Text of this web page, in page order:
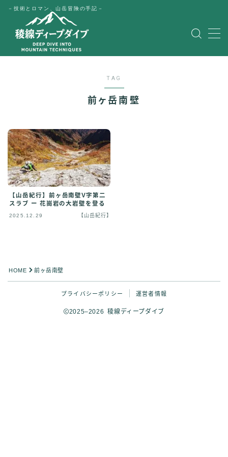
－技術とロマン、山岳冒険の手記－
MENU
Japanese
TAG
前ヶ岳南壁
【山岳紀行】前ヶ岳南壁V字第二
スラブ ー 花崗岩の大岩壁を登る
2025.12.29 【山岳紀行】
HOME 前ヶ岳南壁
プライバシーポリシー 運営者情報
2025–2026 稜線ディープダイブ